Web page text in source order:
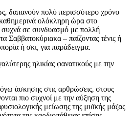
δαπανούν πολύ περισσότερο χρόνο
ολόκληρη ώρα στο
συχνά σε συνδυασμό με πολλή
Σαββατοκύριακα – παίζοντας τένις ή
ή σκι, για παράδειγμα.
άσκησης στις αρθρώσεις, στους
πιο συχνοί με την αύξηση της
μείωσης της μυϊκής μάζας